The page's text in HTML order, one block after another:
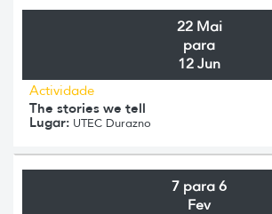
22 Mai
para
12 Jun
Actividade
The stories we tell
Lugar: UTEC Durazno
7 para 6
Fev